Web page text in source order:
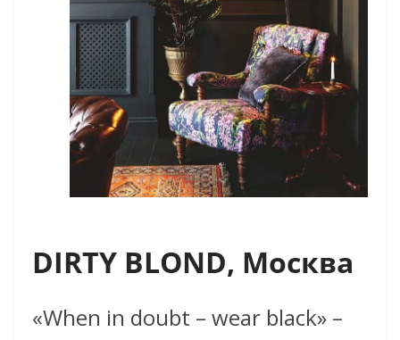
DIRTY BLOND, Москва
«When in doubt – wear black» –